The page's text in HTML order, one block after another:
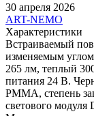
30 апреля 2026
ART-NEMO
Характеристики
Встраиваемый
изменяемым
265 лм, теплый
питания 24 В.
PMMA, степень
светового